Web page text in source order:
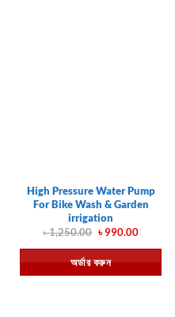
High Pressure Water Pump
For Bike Wash & Garden
irrigation
৳1,250.00 Original
was:
৳ 1,250.00.
৳990.00Current
is:
৳ 990.00.
অর্ডার করুন